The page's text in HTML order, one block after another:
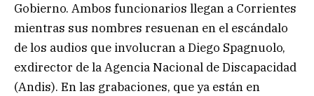
Gobierno. Ambos funcionarios llegan a Corrientes
mientras sus nombres resuenan en el escándalo
de los audios que involucran a Diego Spagnuolo,
exdirector de la Agencia Nacional de Discapacidad
(Andis). En las grabaciones, que ya están en